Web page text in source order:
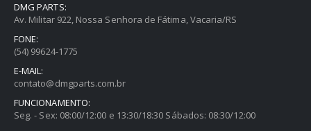
DMG PARTS:
Av. Militar 922, Nossa Senhora de Fátima, Vacaria/RS
FONE:
(54) 99624-1775
E-MAIL:
contato@dmgparts.com.br
FUNCIONAMENTO:
Seg. - Sex: 08:00/12:00 e 13:30/18:30 Sábados: 08:30/12:00